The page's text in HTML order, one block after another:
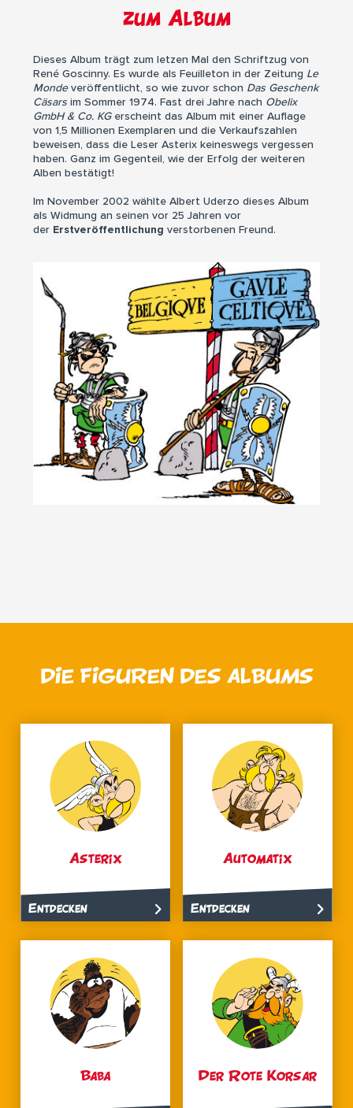
zum Album
Dieses Album trägt zum letzen Mal den Schriftzug von
René Goscinny. Es wurde als Feuilleton in der Zeitung Le
Mondeveröffentlicht, so wie zuvor schon Das Geschenk
Cäsars im Sommer 1974. Fast drei Jahre nach Obelix
GmbH & Co. KGerscheint das Album mit einer Auflage
von 1,5 Millionen Exemplaren und die Verkaufszahlen
beweisen, dass die Leser Asterix keineswegs vergessen
haben. Ganz im Gegenteil, wie der Erfolg der weiteren
Alben bestätigt!
Im November 2002 wählte Albert Uderzo dieses Album
als Widmung an seinen vor 25 Jahren vor
der Erstveröffentlichung verstorbenen Freund.
DIE FIGUREN DES ALBUMS
Asterix
Entdecken
Automatix
Entdecken
Baba Der Rote Korsar